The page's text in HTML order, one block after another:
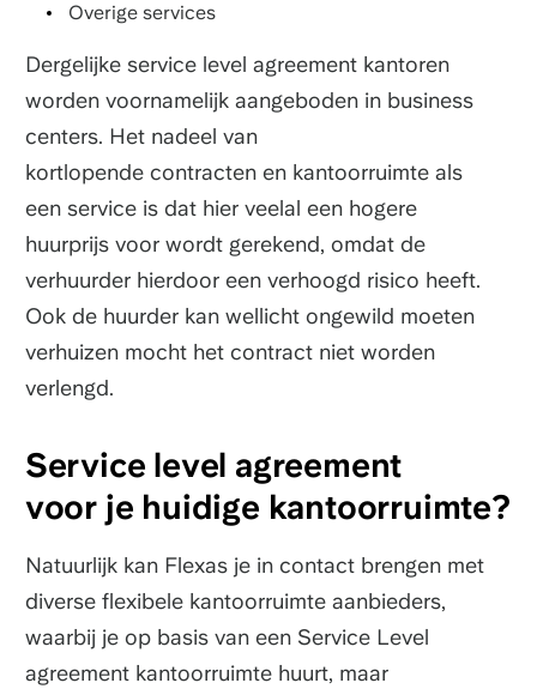
Overige services
Dergelijke service level agreement kantoren
worden voornamelijk aangeboden in business
centers. Het nadeel van
kortlopende contracten en kantoorruimte als
een service is dat hier veelal een hogere
huurprijs voor wordt gerekend, omdat de
verhuurder hierdoor een verhoogd risico heeft.
Ook de huurder kan wellicht ongewild moeten
verhuizen mocht het contract niet worden
verlengd.
Service level agreement
voor je huidige kantoorruimte?
Natuurlijk kan Flexas je in contact brengen met
diverse flexibele kantoorruimte aanbieders,
waarbij je op basis van een Service Level
agreement kantoorruimte huurt, maar